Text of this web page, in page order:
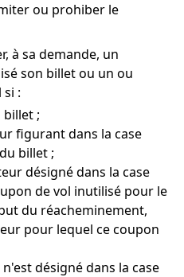
ou prohiber le
à sa demande, un
son billet ou un ou
:
billet ;
figurant dans la case
billet ;
désigné dans la case
de vol inutilisé pour le
du réacheminement,
pour lequel ce coupon
désigné dans la case